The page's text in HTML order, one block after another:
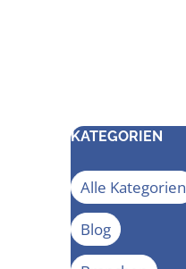
KATEGORIEN
Alle Kategorien
Blog